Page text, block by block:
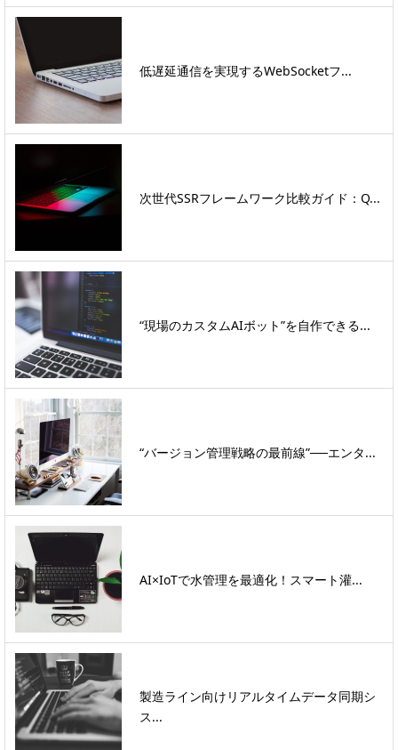
低遅延通信を実現するWebSocketフ...
次世代SSRフレームワーク比較ガイド：Q...
“現場のカスタムAIボット”を自作できる...
“バージョン管理戦略の最前線”──エンタ...
AI×IoTで水管理を最適化！スマート灌...
製造ライン向けリアルタイムデータ同期シ
ス...